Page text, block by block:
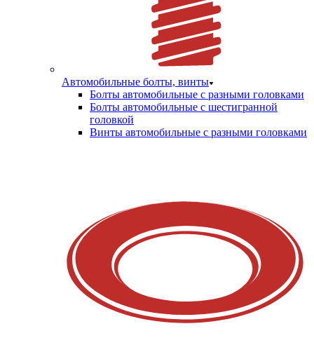
Автомобильные болты, винты
Болты автомобильные с разными головками
Болты автомобильные с шестигранной
головкой
Винты автомобильные с разными головками